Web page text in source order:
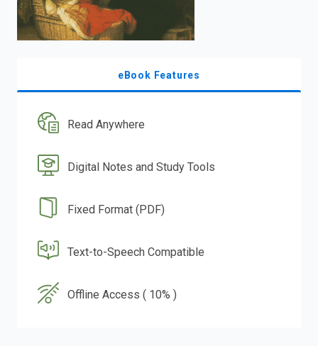
eBook Features
Read Anywhere
Digital Notes and Study Tools
Fixed Format (PDF)
Text-to-Speech Compatible
Offline Access ( 10% )